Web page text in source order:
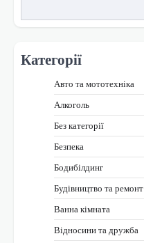
Категорії
Авто та мототехніка
Алкоголь
Без категорії
Безпека
Бодибілдинг
Будівництво та ремонт
Ванна кімната
Відносини та дружба